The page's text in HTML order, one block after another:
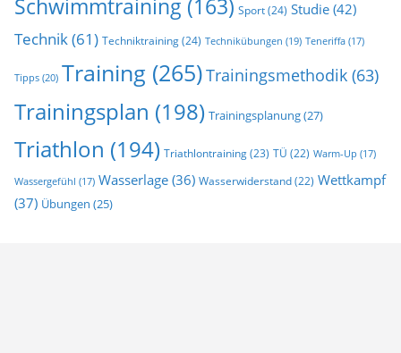
Schwimmtraining (163) Sport(24) Studie (42)
Technik(61) Techniktraining(24) Technikübungen (19) Teneriffa (17)
Tipps (20) Training (265)Trainingsmethodik (63)
Trainingsplan (198) Trainingsplanung(27)
Triathlon (194) Triathlontraining(23) TÜ (22) Warm-Up (17)
Wassergefühl (17) Wasserlage (36) Wasserwiderstand(22) Wettkampf
(37) Übungen (25)